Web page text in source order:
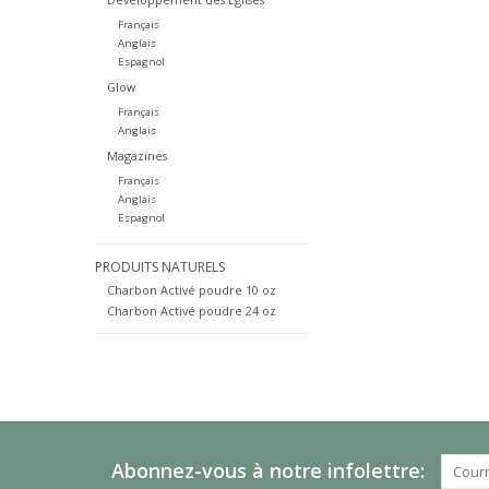
Français
Anglais
Espagnol
Glow
Français
Anglais
Magazines
Français
Anglais
Espagnol
PRODUITS NATURELS
Charbon Activé poudre 10 oz
Charbon Activé poudre 24 oz
Abonnez-vous à notre infolettre: